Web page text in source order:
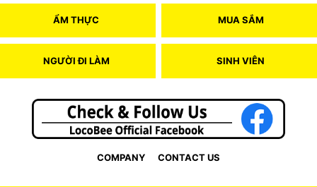
ẨM THỰC MUA SẮM
NGƯỜI ĐI LÀM SINH VIÊN
COMPANY CONTACT US